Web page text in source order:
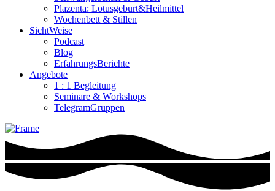
Plazenta: Lotusgeburt&Heilmittel
Wochenbett & Stillen
SichtWeise
Podcast
Blog
ErfahrungsBerichte
Angebote
1 : 1 Begleitung
Seminare & Workshops
TelegramGruppen